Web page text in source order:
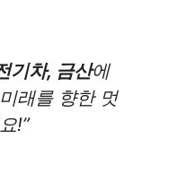
기차, 금산에
래를 향한 멋
!”